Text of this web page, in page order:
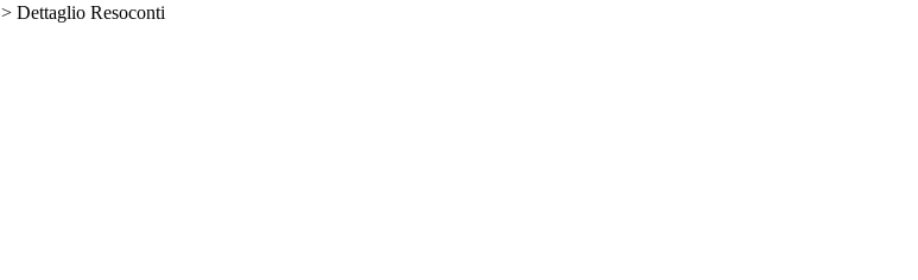
> Dettaglio Resoconti